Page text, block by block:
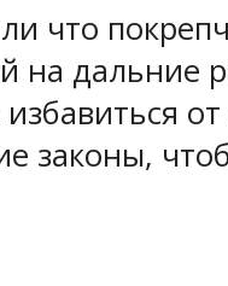
что
на дальние
законы,